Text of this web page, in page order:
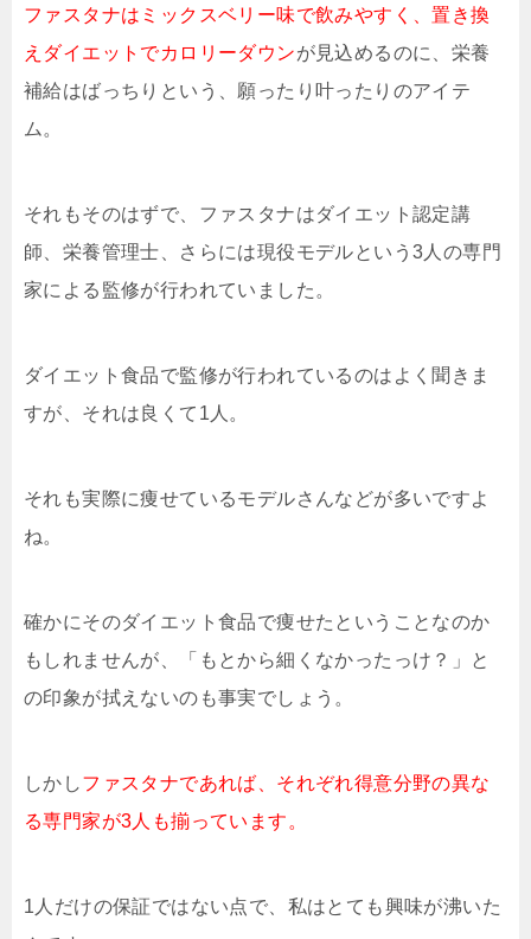
ファスタナはミックスベリー味で飲みやすく、置き換
えダイエットでカロリーダウンが見込めるのに、栄養
補給はばっちりという、願ったり叶ったりのアイテ
ム。
それもそのはずで、ファスタナはダイエット認定講
師、栄養管理士、さらには現役モデルという3人の専門
家による監修が行われていました。
ダイエット食品で監修が行われているのはよく聞きま
すが、それは良くて1人。
それも実際に痩せているモデルさんなどが多いですよ
ね。
確かにそのダイエット食品で痩せたということなのか
もしれませんが、「もとから細くなかったっけ？」と
の印象が拭えないのも事実でしょう。
しかしファスタナであれば、それぞれ得意分野の異な
る専門家が3人も揃っています。
1人だけの保証ではない点で、私はとても興味が沸いた